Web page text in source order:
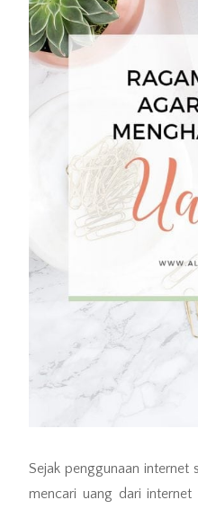
Sejak penggunaan internet
mencari uang dari